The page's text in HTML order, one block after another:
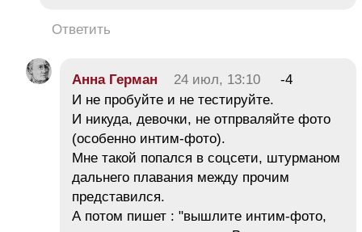
Ответить
Анна Герман 24 июл, 13:10
-4
И не пробуйте и не тестируйте.
И никуда, девочки, не отпрваляйте фото
(особенно интим-фото).
Мне такой попался в соцсети, штурманом
дальнего плавания между прочим
представился.
А потом пишет : "вышлите интим-фото,